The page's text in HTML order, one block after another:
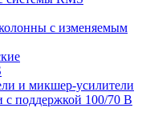
с изменяемым
и микшер-усилители
с поддержкой 100/70 В